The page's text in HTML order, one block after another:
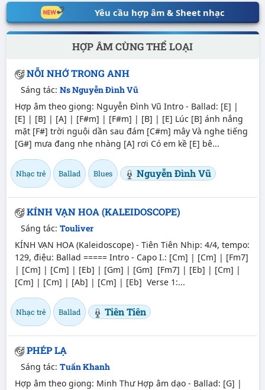
Yêu cầu hợp âm & Sheet nhạc
HỢP ÂM CÙNG THỂ LOẠI
NỖI NHỚ TRONG ANH
Sáng tác: Ns Nguyễn Đình Vũ
Hợp âm theo giọng: Nguyễn Đình Vũ Intro - Ballad: [E] |
[E] | [B] | [A] | [F#m] | [F#m] | [B] | [E] Lúc [B] ánh nắng
mặt [F#] trời nguội dần sau đám [C#m] mây Và nghe tiếng
[G#] mưa đang nhẹ nhàng [A] rơi Có em kề [E] bê...
Nhạc trẻ Ballad Blues Nguyễn Đình Vũ
KÍNH VẠN HOA (KALEIDOSCOPE)
Sáng tác: Touliver
KÍNH VẠN HOA (Kaleidoscope) - Tiên Tiên Nhịp: 4/4, tempo:
129, điệu: Ballad ===== Intro - Capo I.: [Cm] | [Cm] | [Fm7]
| [Cm] | [Cm] | [Eb] | [Gm] | [Gm] [Fm7] | [Eb] | [Cm] |
[Cm] | [Cm] | [Ab] | [Cm] | [Eb] Verse 1:...
Nhạc trẻ Ballad Tiên Tiên
PHÉP LẠ
Sáng tác: Tuấn Khanh
Hợp âm theo giọng: Minh Thư Hợp âm dạo - Ballad: [G] |